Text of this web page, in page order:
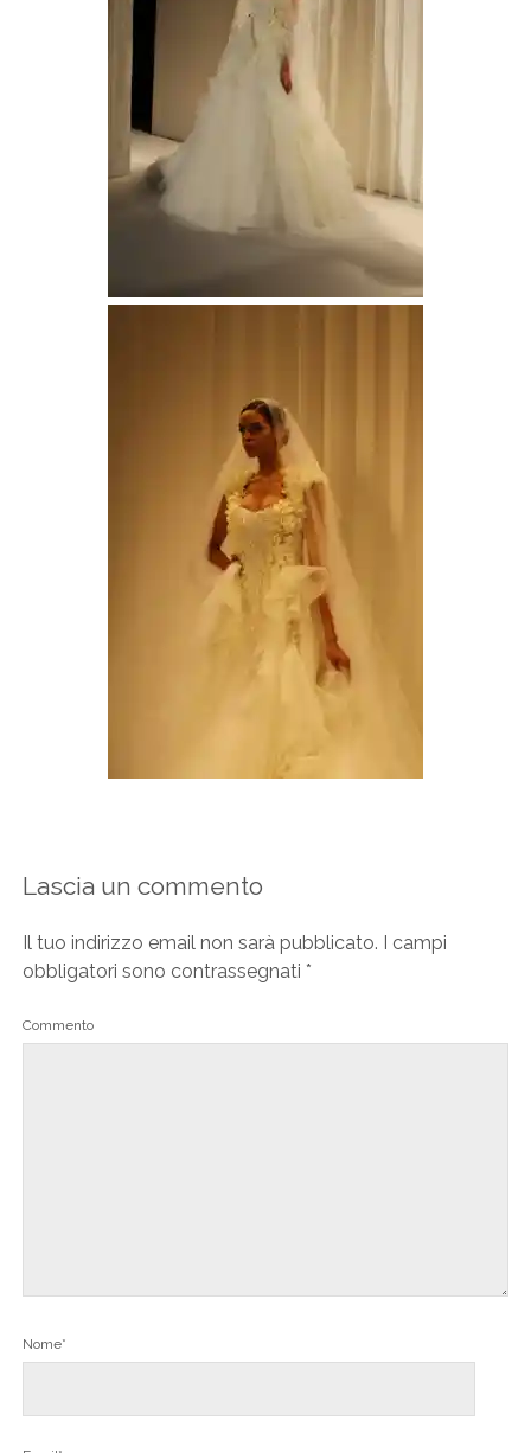
Lascia un commento
Il tuo indirizzo email non sarà pubblicato.
I campi
obbligatori sono contrassegnati *
Commento
Nome*